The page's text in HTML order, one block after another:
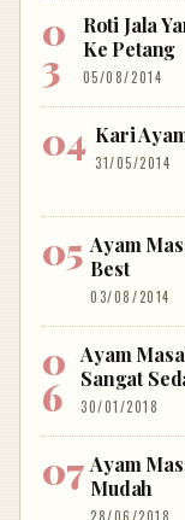
Roti Jala
Ke Petang
05/08/2014
Kari
31/05/2014
Ayam
Best
03/08/2014
Ayam
Sangat
30/01/2018
Ayam
Mudah